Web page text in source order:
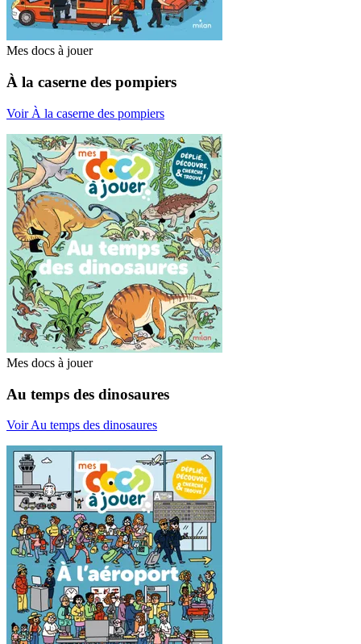
Mes docs à jouer
À la caserne des pompiers
Voir À la caserne des pompiers
Mes docs à jouer
Au temps des dinosaures
Voir Au temps des dinosaures